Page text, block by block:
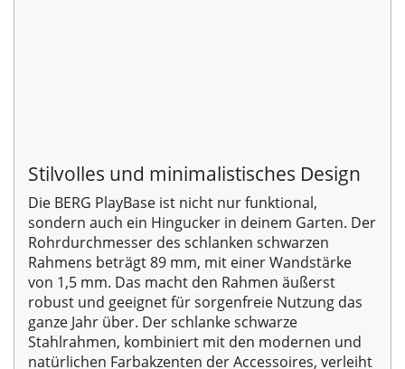
Stilvolles und minimalistisches Design
Die BERG PlayBase ist nicht nur funktional,
sondern auch ein Hingucker in deinem Garten. Der
Rohrdurchmesser des schlanken schwarzen
Rahmens beträgt 89 mm, mit einer Wandstärke
von 1,5 mm. Das macht den Rahmen äußerst
robust und geeignet für sorgenfreie Nutzung das
ganze Jahr über. Der schlanke schwarze
Stahlrahmen, kombiniert mit den modernen und
natürlichen Farbakzenten der Accessoires, verleiht